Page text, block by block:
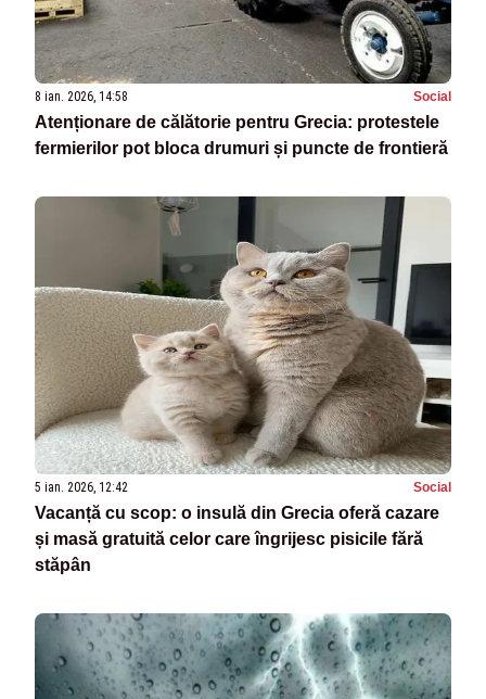
8 ian. 2026, 14:58 Social
Atenționare de călătorie pentru Grecia: protestele
fermierilor pot bloca drumuri și puncte de frontieră
5 ian. 2026, 12:42 Social
Vacanță cu scop: o insulă din Grecia oferă cazare
și masă gratuită celor care îngrijesc pisicile fără
stăpân